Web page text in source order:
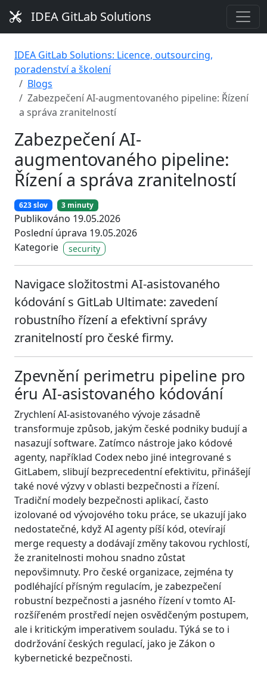
IDEA GitLab Solutions
IDEA GitLab Solutions: Licence, outsourcing,
poradenství a školení
Blogs
Zabezpečení AI-augmentovaného pipeline: Řízení
a správa zranitelností
Zabezpečení AI-
augmentovaného pipeline:
Řízení a správa zranitelností
623 slov 3 minuty
Publikováno 19.05.2026
Poslední úprava 19.05.2026
Kategorie
security
Navigace složitostmi AI-asistovaného
kódování s GitLab Ultimate: zavedení
robustního řízení a efektivní správy
zranitelností pro české firmy.
Zpevnění perimetru pipeline pro
éru AI-asistovaného kódování
Zrychlení AI-asistovaného vývoje zásadně
transformuje způsob, jakým české podniky budují a
nasazují software. Zatímco nástroje jako kódové
agenty, například Codex nebo jiné integrované s
GitLabem, slibují bezprecedentní efektivitu, přinášejí
také nové výzvy v oblasti bezpečnosti a řízení.
Tradiční modely bezpečnosti aplikací, často
izolované od vývojového toku práce, se ukazují jako
nedostatečné, když AI agenty píší kód, otevírají
merge requesty a dodávají změny takovou rychlostí,
že zranitelnosti mohou snadno zůstat
nepovšimnuty. Pro české organizace, zejména ty
podléhající přísným regulacím, je zabezpečení
robustní bezpečnosti a jasného řízení v tomto AI-
rozšířeném prostředí nejen osvědčeným postupem,
ale i kritickým imperativem souladu. Týká se to i
dodržování českých regulací, jako je Zákon o
kybernetické bezpečnosti.